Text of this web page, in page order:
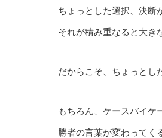
ちょっとした選択、決断
それが積み重なると大き
だからこそ、ちょっとし
もちろん、ケースバイケ
勝者の言葉が変わってく